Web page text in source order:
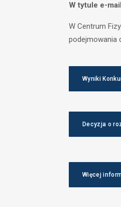
W tytule e-
W Centrum
podejmowania
Wyniki
Decyzja o
Więcej